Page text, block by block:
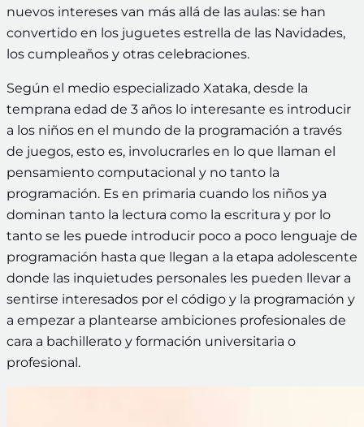
nuevos intereses van más allá de las aulas: se han
convertido en los juguetes estrella de las Navidades,
los cumpleaños y otras celebraciones.
Según el medio especializado Xataka, desde la
temprana edad de 3 años lo interesante es introducir
a los niños en el mundo de la programación a través
de juegos, esto es, involucrarles en lo que llaman el
pensamiento computacional y no tanto la
programación. Es en primaria cuando los niños ya
dominan tanto la lectura como la escritura y por lo
tanto se les puede introducir poco a poco lenguaje de
programación hasta que llegan a la etapa adolescente
donde las inquietudes personales les pueden llevar a
sentirse interesados por el código y la programación y
a empezar a plantearse ambiciones profesionales de
cara a bachillerato y formación universitaria o
profesional.